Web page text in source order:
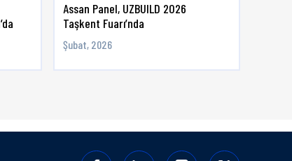
Assan Panel, UZBUILD 2026
Taşkent Fuarı’nda
Şubat, 2026